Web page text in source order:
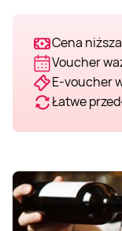
Cena
Voucher
E-voucher
Łatwe